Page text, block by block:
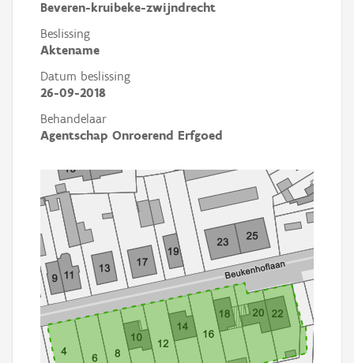
Beveren-kruibeke-zwijndrecht
Beslissing
Aktename
Datum beslissing
26-09-2018
Behandelaar
Agentschap Onroerend Erfgoed